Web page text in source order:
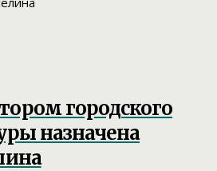
городского
назначена